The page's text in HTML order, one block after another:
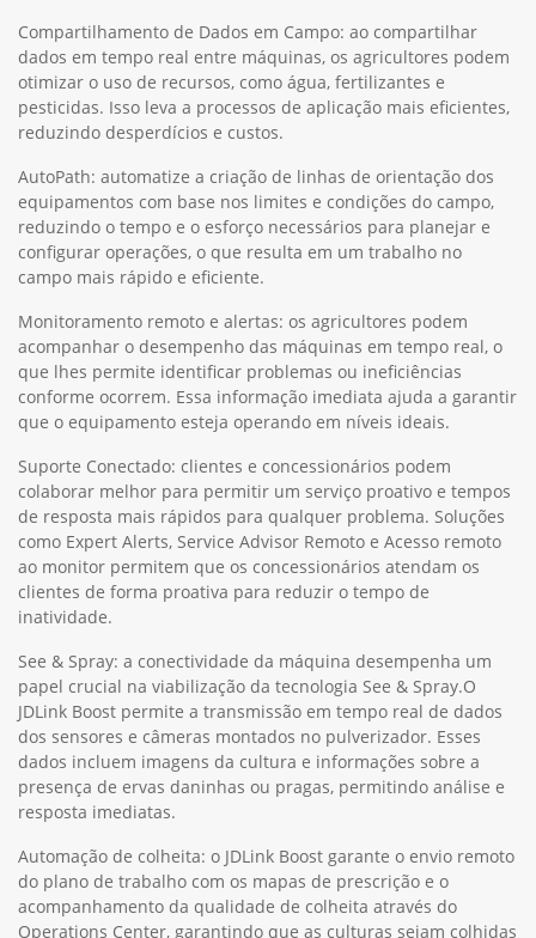
Compartilhamento de Dados em Campo: ao compartilhar
dados em tempo real entre máquinas, os agricultores podem
otimizar o uso de recursos, como água, fertilizantes e
pesticidas. Isso leva a processos de aplicação mais eficientes,
reduzindo desperdícios e custos.
AutoPath: automatize a criação de linhas de orientação dos
equipamentos com base nos limites e condições do campo,
reduzindo o tempo e o esforço necessários para planejar e
configurar operações, o que resulta em um trabalho no
campo mais rápido e eficiente.
Monitoramento remoto e alertas: os agricultores podem
acompanhar o desempenho das máquinas em tempo real, o
que lhes permite identificar problemas ou ineficiências
conforme ocorrem. Essa informação imediata ajuda a garantir
que o equipamento esteja operando em níveis ideais.
Suporte Conectado: clientes e concessionários podem
colaborar melhor para permitir um serviço proativo e tempos
de resposta mais rápidos para qualquer problema. Soluções
como Expert Alerts, Service Advisor Remoto e Acesso remoto
ao monitor permitem que os concessionários atendam os
clientes de forma proativa para reduzir o tempo de
inatividade.
See & Spray: a conectividade da máquina desempenha um
papel crucial na viabilização da tecnologia See & Spray.O
JDLink Boost permite a transmissão em tempo real de dados
dos sensores e câmeras montados no pulverizador. Esses
dados incluem imagens da cultura e informações sobre a
presença de ervas daninhas ou pragas, permitindo análise e
resposta imediatas.
Automação de colheita: o JDLink Boost garante o envio remoto
do plano de trabalho com os mapas de prescrição e o
acompanhamento da qualidade de colheita através do
Operations Center, garantindo que as culturas sejam colhidas